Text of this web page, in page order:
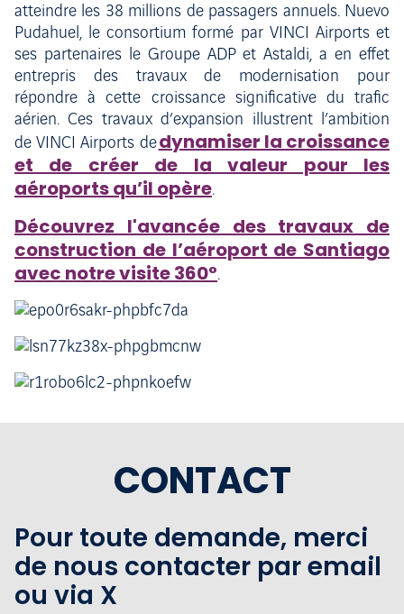
atteindre les 38 millions de passagers annuels. Nuevo
Pudahuel, le consortium formé par VINCI Airports et
ses partenaires le Groupe ADP et Astaldi, a en effet
entrepris des travaux de modernisation pour
répondre à cette croissance significative du trafic
aérien. Ces travaux d’expansion illustrent l’ambition
de VINCI Airports dedynamiser la croissance
et de créer de la valeur pour les
aéroports qu’il opère.
Découvrez l'avancée des travaux de
construction de l’aéroport de Santiago
avec notre visite 360°.
CONTACT
Pour toute demande, merci
de nous contacter par email
ou via X